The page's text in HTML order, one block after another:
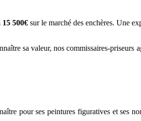
15 500€ sur le marché des enchères. Une
sa valeur, nos commissaires-priseurs
pour ses peintures figuratives et ses